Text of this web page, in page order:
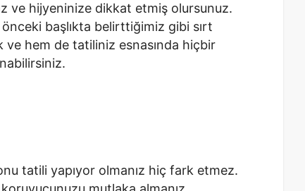
ve hijyeninize dikkat etmiş olursunuz.
başlıkta belirttiğimiz gibi sırt
hem de tatiliniz esnasında hiçbir
tatili yapıyor olmanız hiç fark etmez.